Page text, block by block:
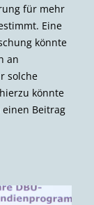
für mehr
Eine
könnte
an
solche
könnte
Beitrag